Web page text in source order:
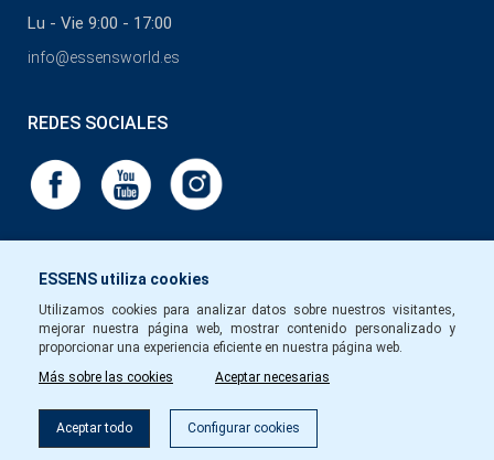
Filtro
ESSENS utiliza cookies
Utilizamos cookies para analizar datos sobre nuestros visitantes,
mejorar nuestra página web, mostrar contenido personalizado y
proporcionar una experiencia eficiente en nuestra página web.
Más sobre las cookies
Aceptar necesarias
Aceptar todo Configurar cookies
Lu - Vie 9:00 - 17:00
info@essensworld.es
REDES SOCIALES